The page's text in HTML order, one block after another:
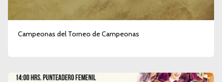
Campeonas del Torneo de Campeonas